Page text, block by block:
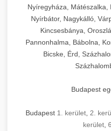
Nyíregyháza,
Nyírbátor, Nagykálló,
Kincsesbánya,
Pannonhalma, Bábolna,
Bicske, Érd,
Budapest
Budapest 1. kerület, 2.
kerület,